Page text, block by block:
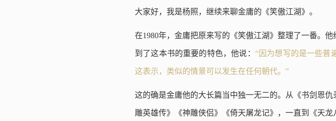
大家好，我是杨照，继续来聊金庸的《笑傲江湖》。
在1980年，金庸把原来写的《笑傲江湖》整理了一番。
到了这本书的重要的特色，他说： “因为想写的是一些普
这表示，类似的情景可以发生在任何朝代。”
这的确是金庸他的大长篇当中独一无二的。从《书剑恩
雕英雄传》《神雕侠侣》《倚天屠龙记》，一直到《天